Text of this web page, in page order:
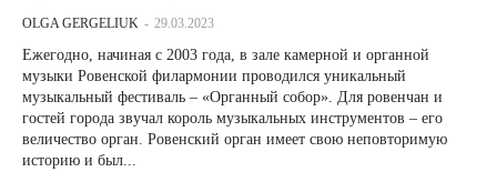
OLGA GERGELIUK - 29.03.2023
Ежегодно, начиная с 2003 года, в зале камерной и органной
музыки Ровенской филармонии проводился уникальный
музыкальный фестиваль – «Органный собор». Для ровенчан и
гостей города звучал король музыкальных инструментов – его
величество орган. Ровенский орган имеет свою неповторимую
историю и был...